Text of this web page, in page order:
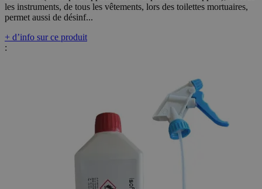
les instruments, de tous les vêtements, lors des toilettes mortuaires,
permet aussi de désinf...
+ d’info sur ce produit
: